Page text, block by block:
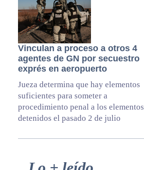
Vinculan a proceso a otros 4
agentes de GN por secuestro
exprés en aeropuerto
Jueza determina que hay elementos
suficientes para someter a
procedimiento penal a los elementos
detenidos el pasado 2 de julio
Primary